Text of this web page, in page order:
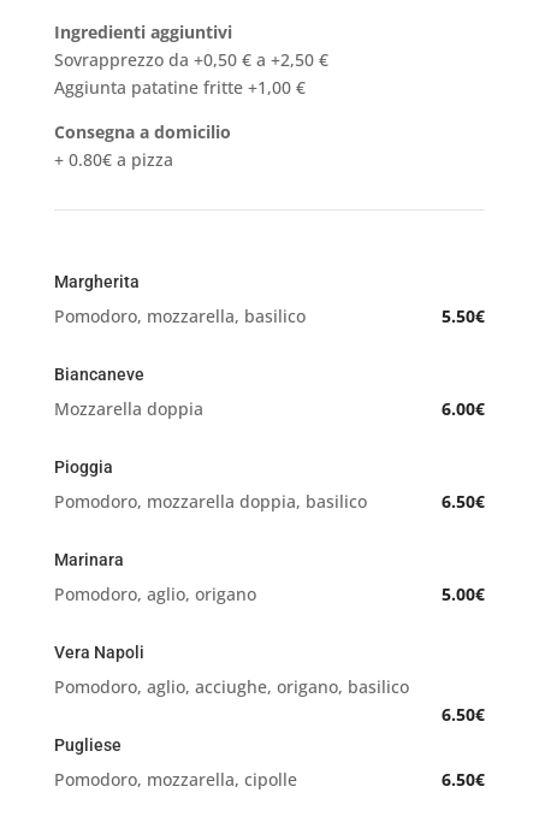
Ingredienti aggiuntivi
Sovrapprezzo da +0,50 € a +2,50 €
Aggiunta patatine fritte +1,00 €
Consegna a domicilio
+ 0.80€ a pizza
Margherita
Pomodoro, mozzarella, basilico 5.50€
Biancaneve
Mozzarella doppia 6.00€
Pioggia
Pomodoro, mozzarella doppia, basilico 6.50€
Marinara
Pomodoro, aglio, origano 5.00€
Vera Napoli
Pomodoro, aglio, acciughe, origano, basilico
6.50€
Pugliese
Pomodoro, mozzarella, cipolle 6.50€